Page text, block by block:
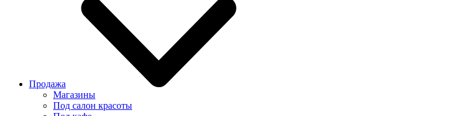
Продажа
Магазины
Под салон красоты